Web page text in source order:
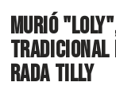
Murió
tradicional
Rada Tilly